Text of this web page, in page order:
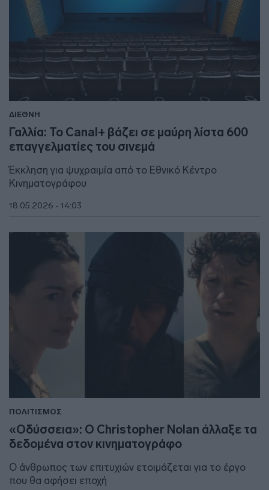
ΔΙΕΘΝΗ
Γαλλία: Το Canal+ βάζει σε μαύρη λίστα 600
επαγγελματίες του σινεμά
Έκκληση για ψυχραιμία από το Εθνικό Κέντρο
Κινηματογράφου
18.05.2026 - 14:03
ΠΟΛΙΤΙΣΜΟΣ
«Οδύσσεια»: Ο Christopher Nolan άλλαξε τα
δεδομένα στον κινηματογράφο
Ο άνθρωπος των επιτυχιών ετοιμάζεται για τo έργο
που θα αφήσει εποχή